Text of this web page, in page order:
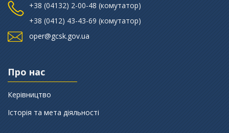
+38 (‎04132) 2-00-48 (комутатор)
+38 (0412) 43-43-69 (комутатор)
oper@gcsk.gov.ua
Про нас
Керівництво
Історія та мета діяльності